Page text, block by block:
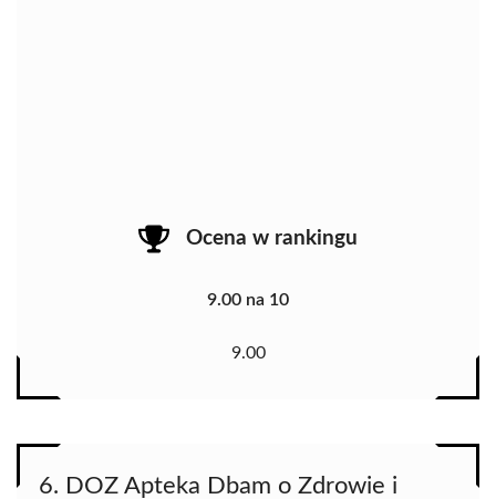
Ocena w rankingu
9.00 na 10
9.00
6. DOZ Apteka Dbam o Zdrowie i